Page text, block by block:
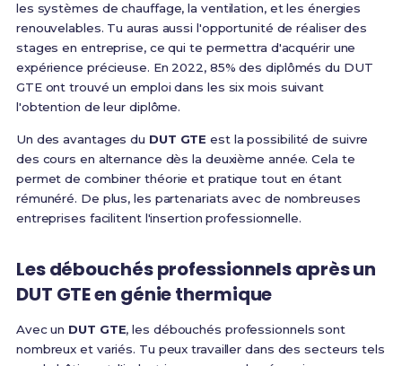
les systèmes de chauffage, la ventilation, et les énergies
renouvelables. Tu auras aussi l'opportunité de réaliser des
stages en entreprise, ce qui te permettra d'acquérir une
expérience précieuse. En 2022, 85% des diplômés du DUT
GTE ont trouvé un emploi dans les six mois suivant
l'obtention de leur diplôme.
Un des avantages du DUT GTE est la possibilité de suivre
des cours en alternance dès la deuxième année. Cela te
permet de combiner théorie et pratique tout en étant
rémunéré. De plus, les partenariats avec de nombreuses
entreprises facilitent l'insertion professionnelle.
Les débouchés professionnels après un
DUT GTE en génie thermique
Avec un DUT GTE, les débouchés professionnels sont
nombreux et variés. Tu peux travailler dans des secteurs tels